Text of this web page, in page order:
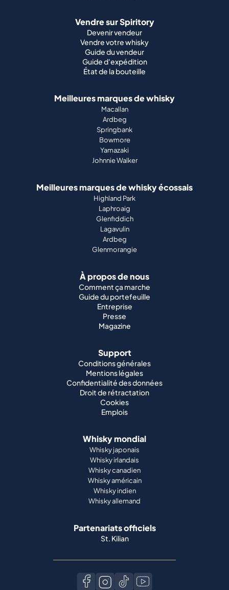
Vendre sur Spiritory
Devenir vendeur
Vendre votre whisky
Guide du vendeur
Guide d'expédition
État de la bouteille
Meilleures marques de whisky
Macallan
Ardbeg
Springbank
Bowmore
Yamazaki
Johnnie Walker
Meilleures marques de whisky écossais
Highland Park
Laphroaig
Glenfiddich
Lagavulin
Ardbeg
Glenmorangie
À propos de nous
Comment ça marche
Guide du portefeuille
Entreprise
Presse
Magazine
Support
Conditions générales
Mentions légales
Confidentialité des données
Droit de rétractation
Cookies
Emplois
Whisky mondial
Whisky japonais
Whisky irlandais
Whisky canadien
Whisky américain
Whisky indien
Whisky allemand
Partenariats officiels
St. Kilian